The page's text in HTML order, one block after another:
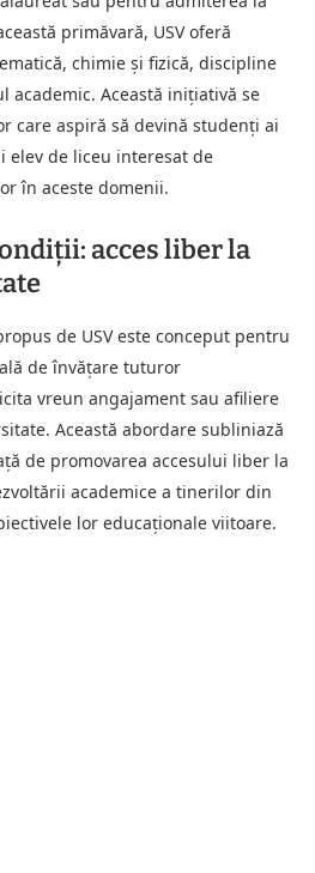
primăvară, USV oferă
chimie și fizică, discipline
academic. Această inițiativă se
care aspiră să devină studenți ai
elev de liceu interesat de
în aceste domenii.
acces liber la
de USV este conceput pentru
de învățare tuturor
vreun angajament sau afiliere
Această abordare subliniază
de promovarea accesului liber la
academice a tinerilor din
lor educaționale viitoare.